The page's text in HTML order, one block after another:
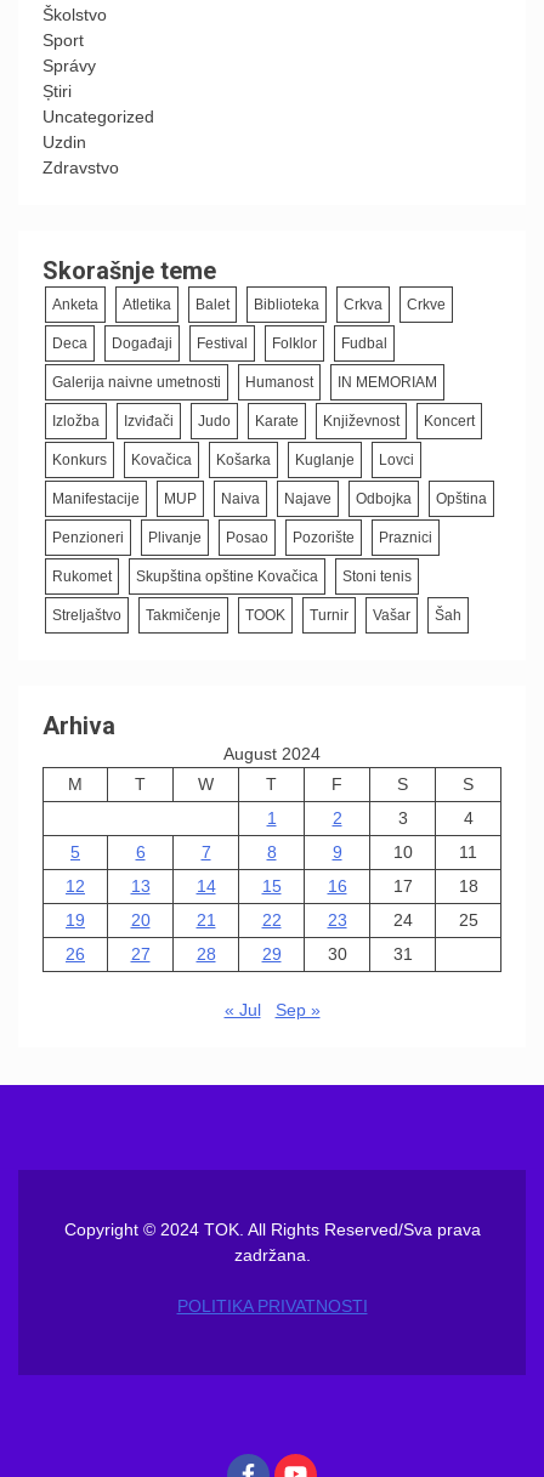
Školstvo
Sport
Správy
Știri
Uncategorized
Uzdin
Zdravstvo
Skorašnje teme
Anketa Atletika Balet Biblioteka Crkva Crkve
Deca Događaji Festival Folklor Fudbal
Galerija naivne umetnosti Humanost IN MEMORIAM
Izložba Izviđači Judo Karate Književnost Koncert
Konkurs Kovačica Košarka Kuglanje Lovci
Manifestacije MUP Naiva Najave Odbojka Opština
Penzioneri Plivanje Posao Pozorište Praznici
Rukomet Skupština opštine Kovačica Stoni tenis
Streljaštvo Takmičenje TOOK Turnir Vašar Šah
Arhiva
August 2024
M
T W T F S
S
1
2 3
4
5
6 7 8 9 10
11
12
13 14 15 16 17
18
19
20 21 22 23 24
25
26
27 28 29 30 31
« Jul Sep »
Copyright © 2024 TOK. All Rights Reserved/Sva prava
zadržana.
POLITIKA PRIVATNOSTI